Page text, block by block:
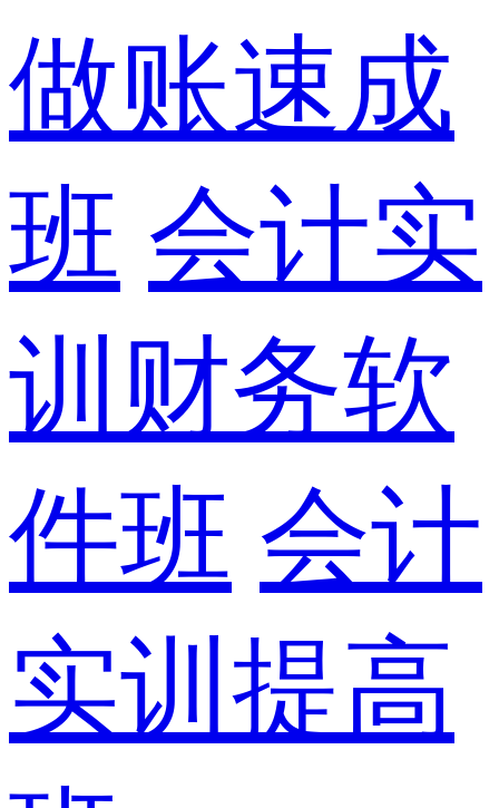
做账速成
班 会计实
训财务软
件班 会计
实训提高